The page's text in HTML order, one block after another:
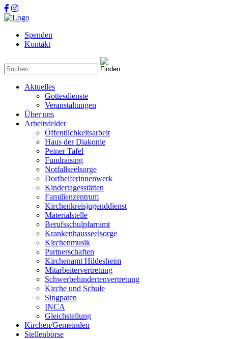
Spenden
Kontakt
Aktuelles
Gottesdienste
Veranstaltungen
Über uns
Arbeitsfelder
Öffentlichkeitsarbeit
Haus der Diakonie
Peiner Tafel
Fundraising
Notfallseelsorge
Dorfhelferinnenwerk
Kindertagesstätten
Familienzentrum
Kirchenkreisjugenddienst
Materialstelle
Berufsschulpfarramt
Krankenhausseelsorge
Kirchenmusik
Partnerschaften
Kirchenamt Hildesheim
Mitarbeitervertretung
Schwerbehindertenvertretung
Kirche und Schule
Singpaten
INCA
Gleichstellung
Kirchen/Gemeinden
Stellenbörse